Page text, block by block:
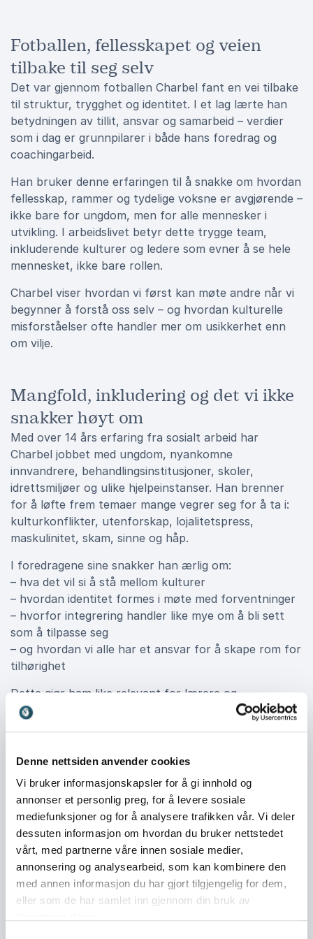
Denne nettsiden anvender cookies
Vi bruker informasjonskapsler for å gi innhold og
annonser et personlig preg, for å levere sosiale
mediefunksjoner og for å analysere trafikken vår. Vi deler
dessuten informasjon om hvordan du bruker nettstedet
vårt, med partnerne våre innen sosiale medier,
annonsering og analysearbeid, som kan kombinere den
med annen informasjon du har gjort tilgjengelig for dem,
eller som de har samlet inn gjennom din bruk av
Fotballen, fellesskapet og veien
tilbake til seg selv
Det var gjennom fotballen Charbel fant en vei tilbake
til struktur, trygghet og identitet. I et lag lærte han
betydningen av tillit, ansvar og samarbeid – verdier
som i dag er grunnpilarer i både hans foredrag og
coachingarbeid.
Han bruker denne erfaringen til å snakke om hvordan
fellesskap, rammer og tydelige voksne er avgjørende –
ikke bare for ungdom, men for alle mennesker i
utvikling. I arbeidslivet betyr dette trygge team,
inkluderende kulturer og ledere som evner å se hele
mennesket, ikke bare rollen.
Charbel viser hvordan vi først kan møte andre når vi
begynner å forstå oss selv – og hvordan kulturelle
misforståelser ofte handler mer om usikkerhet enn
om vilje.
Mangfold, inkludering og det vi ikke
snakker høyt om
Med over 14 års erfaring fra sosialt arbeid har
Charbel jobbet med ungdom, nyankomne
innvandrere, behandlingsinstitusjoner, skoler,
idrettsmiljøer og ulike hjelpeinstanser. Han brenner
for å løfte frem temaer mange vegrer seg for å ta i:
kulturkonflikter, utenforskap, lojalitetspress,
maskulinitet, skam, sinne og håp.
I foredragene sine snakker han ærlig om:
– hva det vil si å stå mellom kulturer
– hvordan identitet formes i møte med forventninger
– hvorfor integrering handler like mye om å bli sett
som å tilpasse seg
– og hvordan vi alle har et ansvar for å skape rom for
tilhørighet
Dette gjør ham like relevant for lærere og
ungdomsarbeidere som for ledere, HR og
En foredragsholder som berører – og
utfordrer
Charbel er kjent for sitt sjeldne nærvær på scenen.
Med humor, varme og alvor skaper han rom for
refleksjon uten å moralisere. Han utfordrer publikum
– ikke for å provosere, men for å flytte perspektiver.